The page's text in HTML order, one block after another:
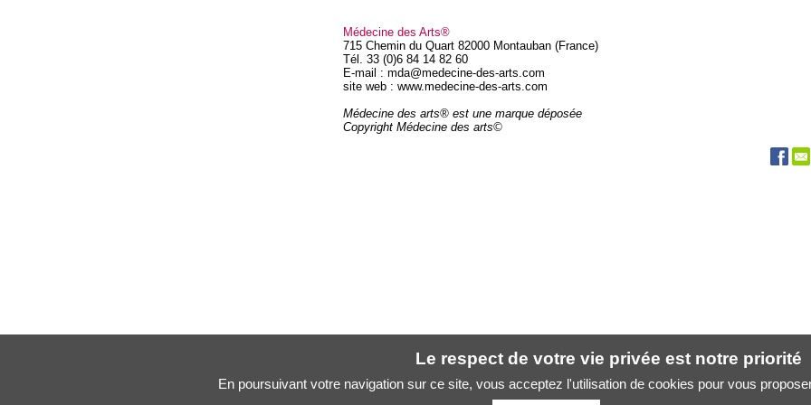
Médecine des Arts®
715 Chemin du Quart 82000 Montauban (France)
Tél. 33 (0)6 84 14 82 60
E-mail : mda@medecine-des-arts.com
site web : www.medecine-des-arts.com
Médecine des arts® est une marque déposée
Copyright Médecine des arts©
Le respect de votre vie privée est notre priorité
En poursuivant votre navigation sur ce site, vous acceptez l'utilisation de cookies pour vous